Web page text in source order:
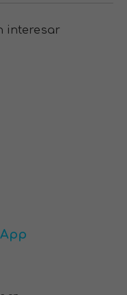
interesar